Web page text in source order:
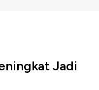
Jadi